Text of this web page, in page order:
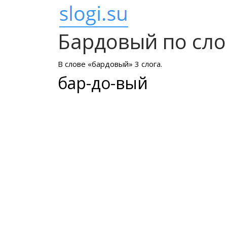
Бардовый по
В слове «бардовый» 3 слога.
бар-до-вый